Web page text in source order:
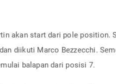
akan start dari pole position.
diikuti Marco Bezzecchi.
balapan dari posisi 7.